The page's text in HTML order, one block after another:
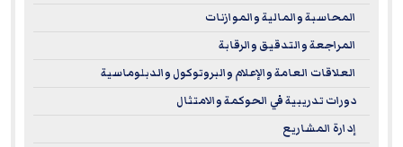
المحاسبة والمالية والموازنات
المراجعة والتدقيق والرقابة
العلاقات العامة والإعلام والبروتوكول والدبلوماسية
دورات تدريبية في الحوكمة والامتثال
إدارة المشاريع